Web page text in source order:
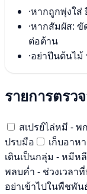
·หากถูกพุ่งใส่
·หากสัมผัส: ขั
ต่อต้าน
·อย่าปีนต้นไ
รายการตรว
สเปรย์ไล่หมี -
ปรบมือ
เก็บอาห
เดินเป็นกลุ่ม - หมีห
พลบค่ำ - ช่วงเวลา
อย่าเข้าไปในพืชพั